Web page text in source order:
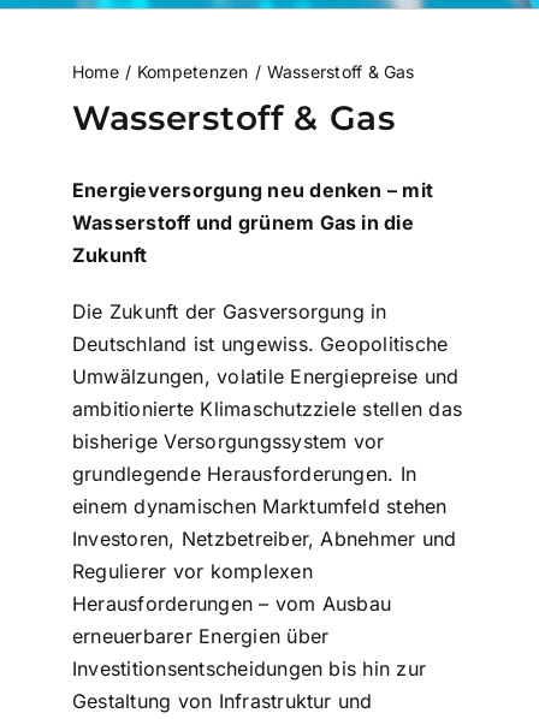
Home Kompetenzen Wasserstoff & Gas
Wasserstoff & Gas
Energieversorgung neu denken – mit
Wasserstoff und grünem Gas in die
Zukunft
Die Zukunft der Gasversorgung in
Deutschland ist ungewiss. Geopolitische
Umwälzungen, volatile Energiepreise und
ambitionierte Klimaschutzziele stellen das
bisherige Versorgungssystem vor
grundlegende Herausforderungen. In
einem dynamischen Marktumfeld stehen
Investoren, Netzbetreiber, Abnehmer und
Regulierer vor komplexen
Herausforderungen – vom Ausbau
erneuerbarer Energien über
Investitionsentscheidungen bis hin zur
Gestaltung von Infrastruktur und